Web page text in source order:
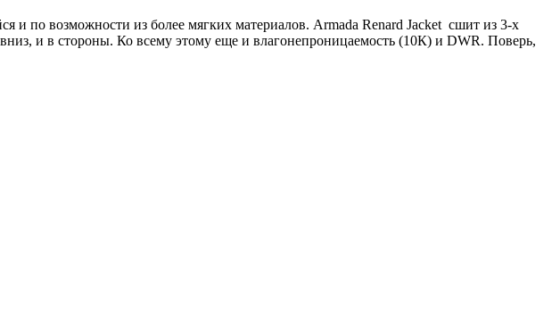
по возможности из более мягких материалов. Armada Renard Jacket сшит из 3-х
и в стороны. Ко всему этому еще и влагонепроницаемость (10К) и DWR. Поверь,